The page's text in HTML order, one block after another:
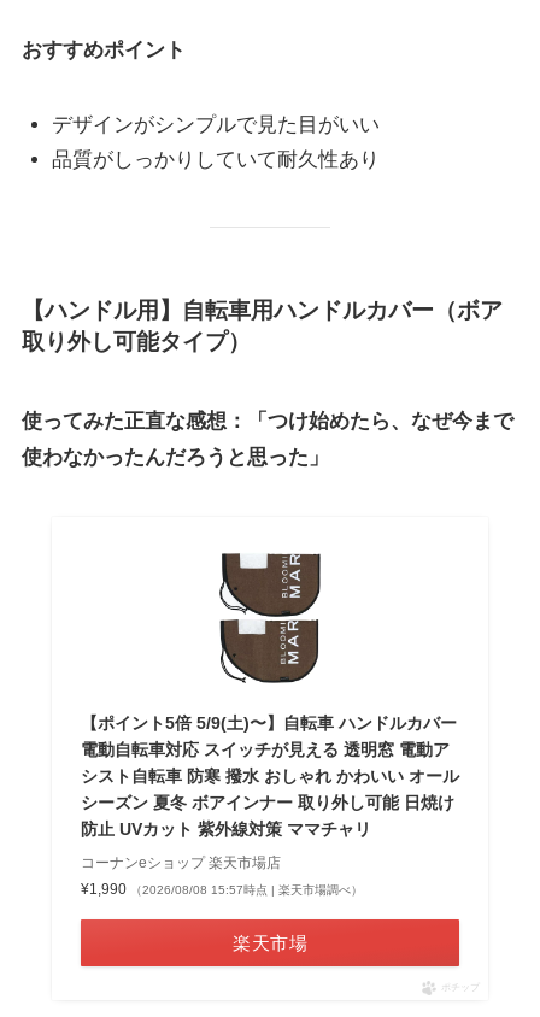
おすすめポイント
デザインがシンプルで見た目がいい
品質がしっかりしていて耐久性あり
【ハンドル用】自転車用ハンドルカバー（ボア
取り外し可能タイプ）
使ってみた正直な感想：「つけ始めたら、なぜ今まで
使わなかったんだろうと思った」
【ポイント5倍 5/9(土)〜】自転車 ハンドルカバー
電動自転車対応 スイッチが見える 透明窓 電動ア
シスト自転車 防寒 撥水 おしゃれ かわいい オール
シーズン 夏冬 ボアインナー 取り外し可能 日焼け
防止 UVカット 紫外線対策 ママチャリ
コーナンeショップ 楽天市場店
¥1,990
（2026/08/08 15:57時点 | 楽天市場調べ）
楽天市場
ポチップ